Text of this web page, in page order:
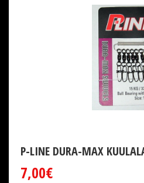
P-LINE DURA-MAX
7,00€